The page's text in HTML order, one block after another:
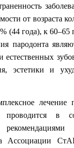
от возраста
(44 года), к 60–65
пародонта
естественных
эстетики и
лечение
в
Ассоциации